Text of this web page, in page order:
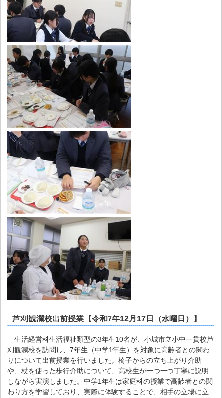
芦刈観瀾校出前授業【令和7年12月17日（水曜日）】
生活経営科生活福祉類型の3年生10名が、小城市立小中一貫校芦
刈観瀾校を訪問し、7年生（中学1年生）を対象に高齢者との関わ
りについて出前授業を行いました。椅子からの立ち上がり介助
や、杖を使った歩行介助について、高校生が一つ一つ丁寧に説明
しながら実演しました。中学1年生は家庭科の授業で高齢者との関
わり方を学習しており、実際に体験することで、相手の立場に立